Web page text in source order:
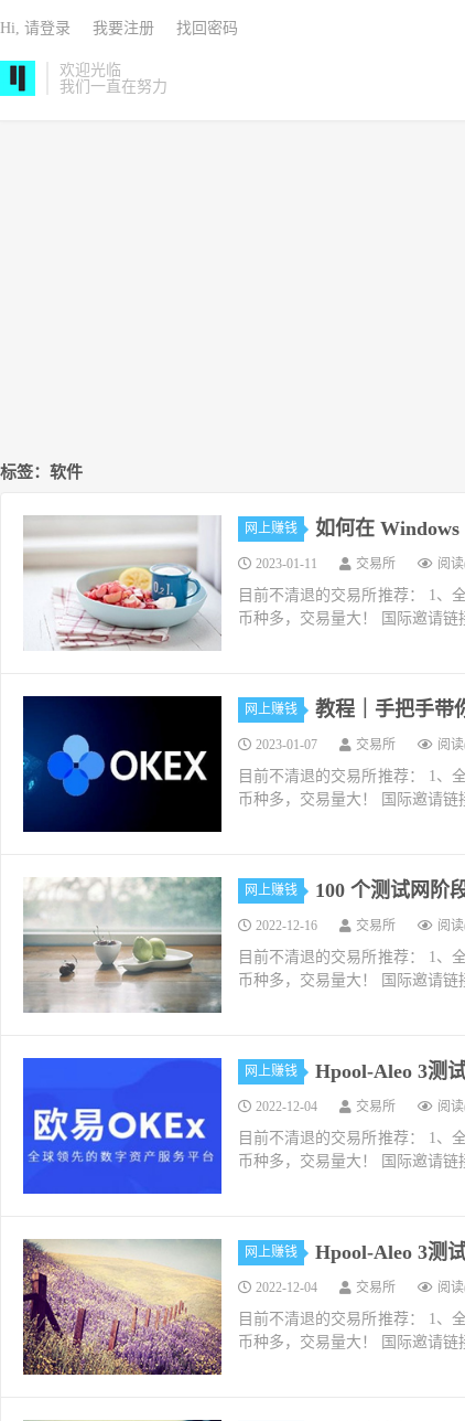
欢迎光临
我们一直在努力
Hi, 请登录 我要注册 找回密码
标签：软件
网上赚钱 如何在
2023-01-11 交易所 阅
目前不清退的交易所推荐： 1、
币种多，交易量大！ 国际邀请链
网上赚钱 教程｜手把手带
2023-01-07 交易所 阅
目前不清退的交易所推荐： 1、
币种多，交易量大！ 国际邀请链
网上赚钱 100 个测试网阶
2022-12-16 交易所 阅
目前不清退的交易所推荐： 1、
币种多，交易量大！ 国际邀请链
网上赚钱 Hpool-Aleo 3测
2022-12-04 交易所 阅
目前不清退的交易所推荐： 1、
币种多，交易量大！ 国际邀请链
网上赚钱 Hpool-Aleo 3测
2022-12-04 交易所 阅
目前不清退的交易所推荐： 1、
币种多，交易量大！ 国际邀请链